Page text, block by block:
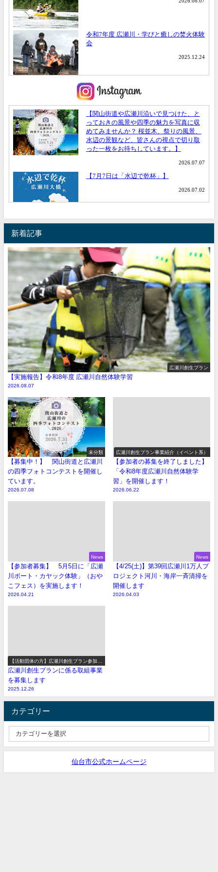
新着記事
広瀬川創生プラン
【実施報告】令和8年度 広瀬川自然体験学習
2026.08.07
未分類
【募集中！】 関山街道と広瀬川
の四季フォトコンテストを開催し
ています。
2026.07.08
広瀬川創生プラン事業紹介（イベント系）
【参加者の募集を終了しました】
「令和8年度広瀬川自然体験学
習」を開催します！
2026.06.22
News
【参加者募集】 5月5日に「広瀬
川ボート・カヤック体験」（おや
こフェス）を実施します！
2026.04.21
News
【4/25(土)】第39回広瀬川1万人プ
ロジェクト河川・海岸一斉清掃を
開催します
2026.04.03
【活動団体の方】広瀬川創生プラン参加事
業の募集
広瀬川創生プランに係る取組事業
を募集します
2025.12.26
カテゴリー
仙台市公式ホームページ